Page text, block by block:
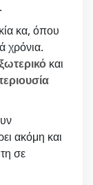
κα, όπου
χρόνια.
και
ακόμη και
σε